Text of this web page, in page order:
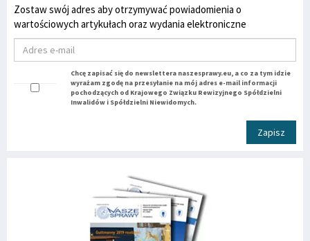
Zostaw swój adres aby otrzymywać powiadomienia o
wartościowych artykułach oraz wydania elektroniczne
Chcę zapisać się do newslettera naszesprawy.eu, a co za tym idzie
wyrażam zgodę na przesyłanie na mój adres e-mail informacji
pochodzących od Krajowego Związku Rewizyjnego Spółdzielni
Inwalidów i Spółdzielni Niewidomych.
Zapisz